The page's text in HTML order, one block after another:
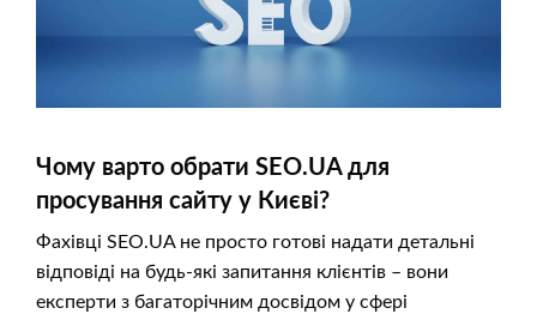
Чому варто обрати SEO.UA для
просування сайту у Києві?
Фахівці SEO.UA не просто готові надати детальні
відповіді на будь-які запитання клієнтів – вони
експерти з багаторічним досвідом у сфері